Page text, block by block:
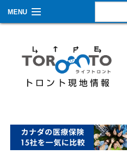
MENU
生活情報
その他
イベントカレンダー
About Us